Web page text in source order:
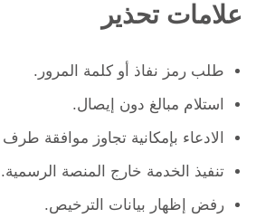
علامات تحذير
طلب رمز نفاذ أو كلمة المرور.
استلام مبالغ دون إيصال.
الادعاء بإمكانية تجاوز موافقة
تنفيذ الخدمة خارج المنصة الرسمية.
رفض إظهار بيانات الترخيص.